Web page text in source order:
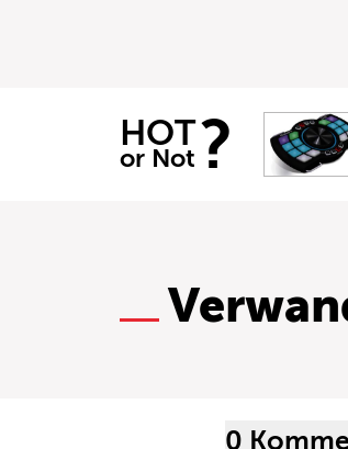
HOT
or Not ?
0